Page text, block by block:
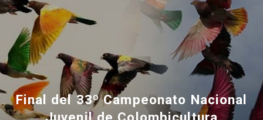
Final del 33º Campeonato Nacional